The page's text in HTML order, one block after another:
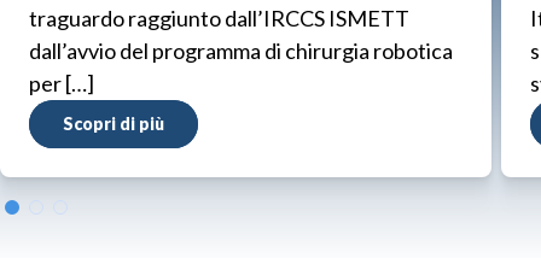
traguardo raggiunto dall’IRCCS ISMETT
dall’avvio del programma di chirurgia robotica
per […]
Scopri di più